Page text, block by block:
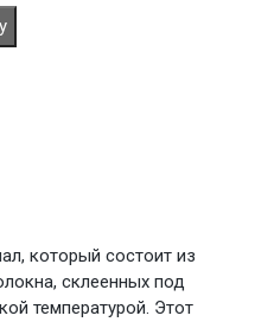
который состоит из
склеенных под
температурой. Этот